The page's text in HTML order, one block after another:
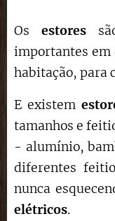
Os estores
importantes em
habitação, para
E existem
tamanhos e
- alumínio,
diferentes
nunca
elétricos.